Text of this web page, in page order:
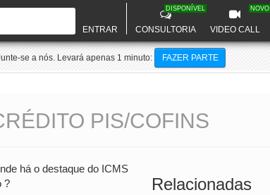
ENTRAR CONSULTORIA
DISPONÍVEL
VIDEO CALL
NOVO
se a nós. Levará apenas 1 minuto: FAZER PARTE
PIS/COFINS
há o destaque do ICMS
?
Relacionadas